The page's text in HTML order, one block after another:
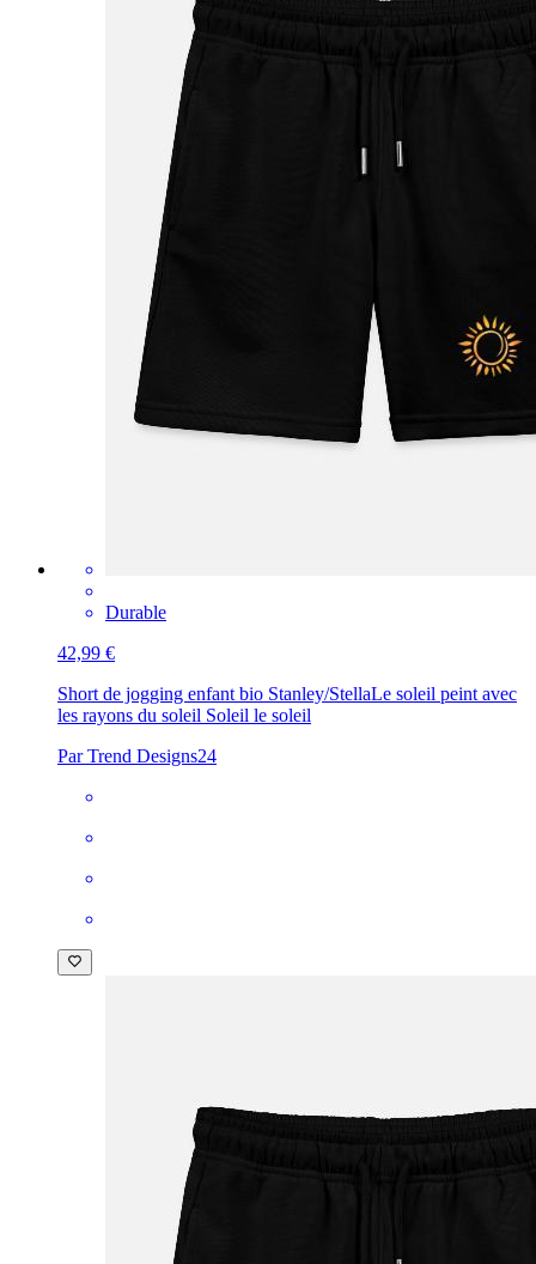
Durable
42,99 €
Short de jogging enfant bio Stanley/StellaLe soleil peint avec
les rayons du soleil Soleil le soleil
Par Trend Designs24